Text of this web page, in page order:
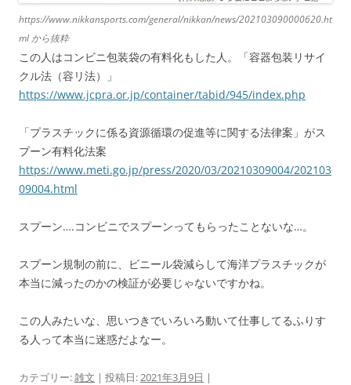
https://www.nikkansports.com/general/nikkan/news/202103090000620.ht
ml から抜粋
この人はコンビニ包装袋の有料化もした人。「容器包装リサイ
クル法（容リ法）」
https://www.jcpra.or.jp/container/tabid/945/index.php
「プラスチックに係る資源循環の促進等に関する法律案」がス
プーン有料化法案
https://www.meti.go.jp/press/2020/03/20210309004/202103
09004.html
スプーン….コンビニでスプーンってもらったことないな…。
スプーン規制の前に、ビニール袋減らして海洋プラスチックが
本当に減ったのかの検証が必要じゃないですかね。
この人みたいな、思いつきでいろいろ動いて仕事してるふりす
る人って本当に迷惑だよなー。
カテゴリー:雑文 | 投稿日:2021年3月9日 |